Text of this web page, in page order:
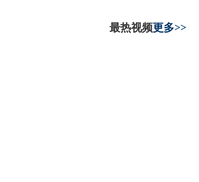
最热视频更多>>